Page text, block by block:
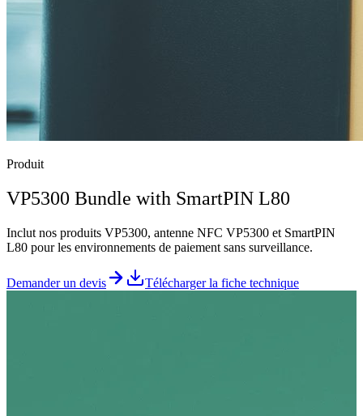
Produit
VP5300 Bundle with SmartPIN L80
Inclut nos produits VP5300, antenne NFC VP5300 et SmartPIN
L80 pour les environnements de paiement sans surveillance.
Demander un devis Télécharger la fiche technique